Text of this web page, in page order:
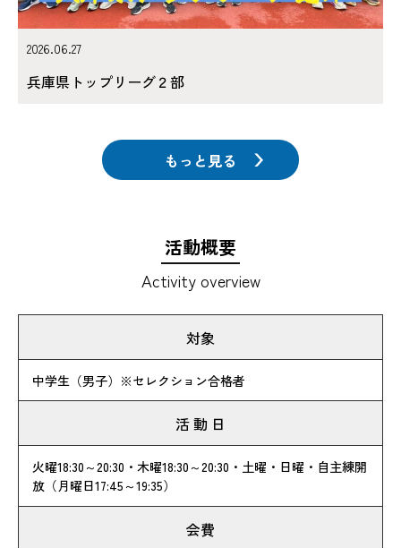
2026.06.27
兵庫県トップリーグ２部
もっと見る
活動概要
Activity overview
対象
中学生（男子）※セレクション合格者
活 動 日
火曜18:30～20:30・木曜18:30～20:30・土曜・日曜・自主練開
放（月曜日17:45～19:35）
会費